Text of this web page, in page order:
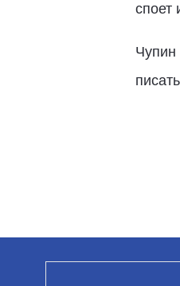
споет